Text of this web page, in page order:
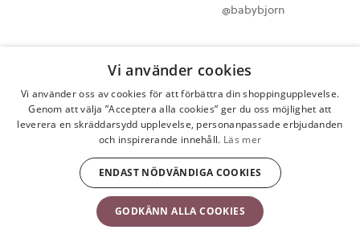
@babybjorn
Integritetspolicy
Användarvillkor
Ångra ditt köp
Copyright © 2009-2024 BabyBjörn AB Alla rättigheter förbehålls.
Vi använder cookies
Vi använder oss av cookies för att förbättra din shoppingupplevelse.
Genom att välja ”Acceptera alla cookies” ger du oss möjlighet att
leverera en skräddarsydd upplevelse, personanpassade erbjudanden
och inspirerande innehåll. Läs mer
GODKÄNN ALLA COOKIES
ENDAST NÖDVÄNDIGA COOKIES